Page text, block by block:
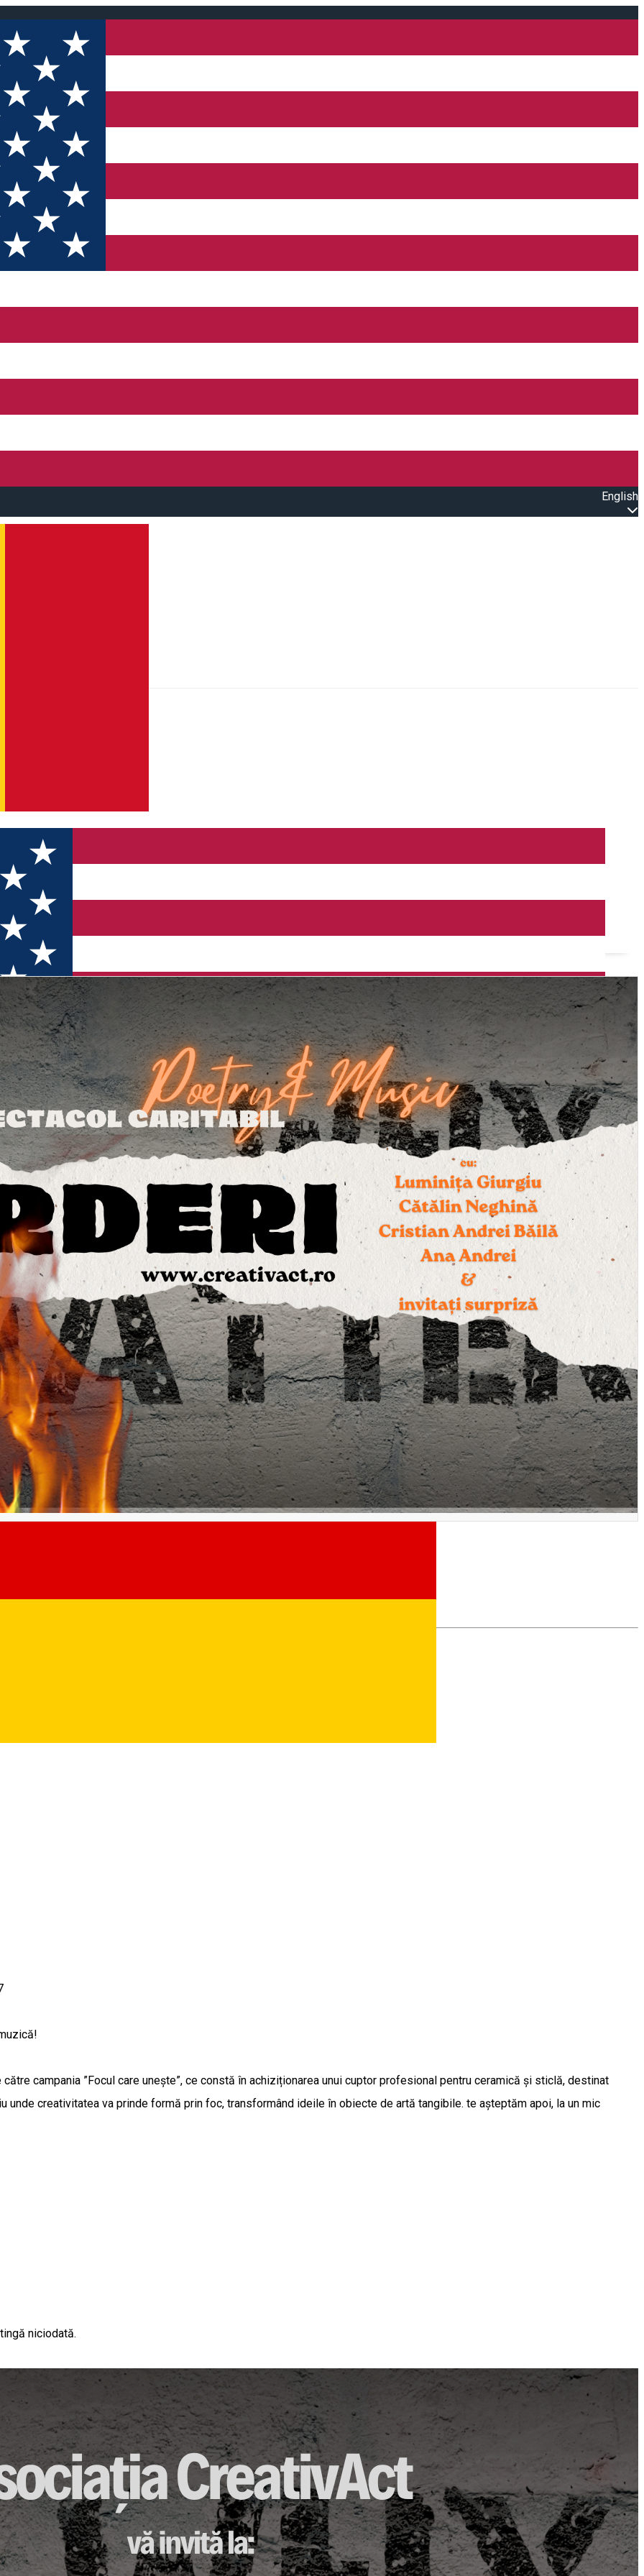
English
caritabil.
campania ”Focul care unește”, ce constă în achiziționarea unui cuptor profesional pentru ceramică și sticlă, destinat
unde creativitatea va prinde formă prin foc, transformând ideile în obiecte de artă tangibile. te așteptăm apoi, la un mic
niciodată.